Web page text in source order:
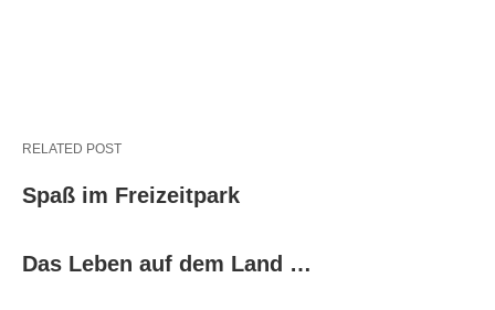
RELATED POST
Spaß im Freizeitpark
Das Leben auf dem Land …